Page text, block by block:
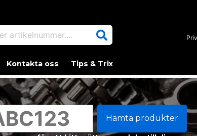
Kontakta oss Tips & Trix
Hämta produkter